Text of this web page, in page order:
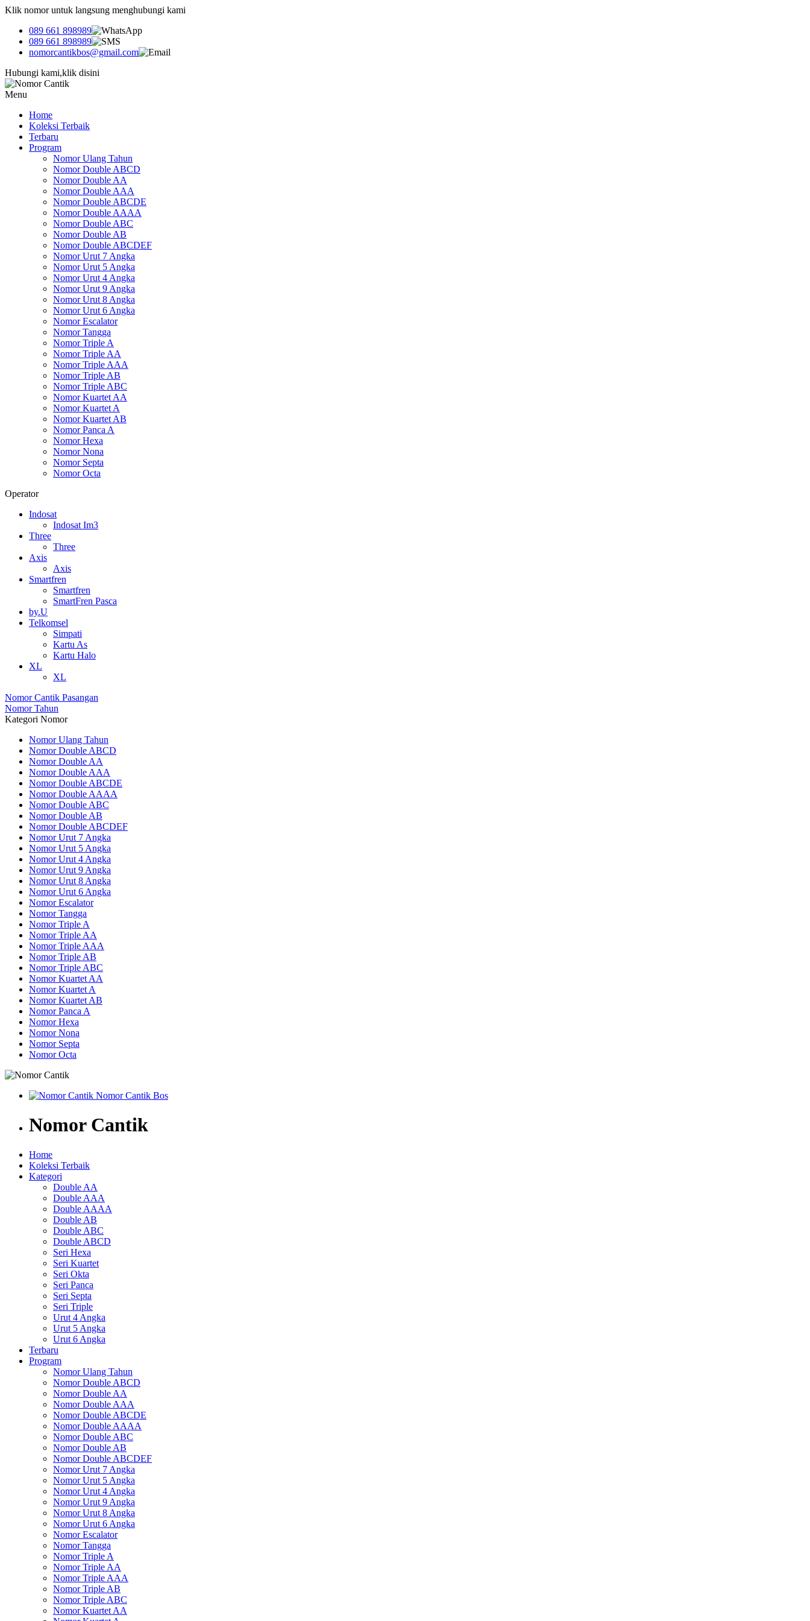
Klik nomor untuk langsung menghubungi kami
089 661 898989
089 661 898989
nomorcantikbos@gmail.com
Hubungi kami,klik disini
Menu
Home
Koleksi Terbaik
Terbaru
Program
Nomor Ulang Tahun
Nomor Double ABCD
Nomor Double AA
Nomor Double AAA
Nomor Double ABCDE
Nomor Double AAAA
Nomor Double ABC
Nomor Double AB
Nomor Double ABCDEF
Nomor Urut 7 Angka
Nomor Urut 5 Angka
Nomor Urut 4 Angka
Nomor Urut 9 Angka
Nomor Urut 8 Angka
Nomor Urut 6 Angka
Nomor Escalator
Nomor Tangga
Nomor Triple A
Nomor Triple AA
Nomor Triple AAA
Nomor Triple AB
Nomor Triple ABC
Nomor Kuartet AA
Nomor Kuartet A
Nomor Kuartet AB
Nomor Panca A
Nomor Hexa
Nomor Nona
Nomor Septa
Nomor Octa
Operator
Indosat
Indosat Im3
Three
Three
Axis
Axis
Smartfren
Smartfren
SmartFren Pasca
by.U
Telkomsel
Simpati
Kartu As
Kartu Halo
XL
XL
Nomor Cantik Pasangan
Nomor Tahun
Kategori Nomor
Nomor Ulang Tahun
Nomor Double ABCD
Nomor Double AA
Nomor Double AAA
Nomor Double ABCDE
Nomor Double AAAA
Nomor Double ABC
Nomor Double AB
Nomor Double ABCDEF
Nomor Urut 7 Angka
Nomor Urut 5 Angka
Nomor Urut 4 Angka
Nomor Urut 9 Angka
Nomor Urut 8 Angka
Nomor Urut 6 Angka
Nomor Escalator
Nomor Tangga
Nomor Triple A
Nomor Triple AA
Nomor Triple AAA
Nomor Triple AB
Nomor Triple ABC
Nomor Kuartet AA
Nomor Kuartet A
Nomor Kuartet AB
Nomor Panca A
Nomor Hexa
Nomor Nona
Nomor Septa
Nomor Octa
Nomor Cantik
Home
Koleksi Terbaik
Kategori
Double AA
Double AAA
Double AAAA
Double AB
Double ABC
Double ABCD
Seri Hexa
Seri Kuartet
Seri Okta
Seri Panca
Seri Septa
Seri Triple
Urut 4 Angka
Urut 5 Angka
Urut 6 Angka
Terbaru
Program
Nomor Ulang Tahun
Nomor Double ABCD
Nomor Double AA
Nomor Double AAA
Nomor Double ABCDE
Nomor Double AAAA
Nomor Double ABC
Nomor Double AB
Nomor Double ABCDEF
Nomor Urut 7 Angka
Nomor Urut 5 Angka
Nomor Urut 4 Angka
Nomor Urut 9 Angka
Nomor Urut 8 Angka
Nomor Urut 6 Angka
Nomor Escalator
Nomor Tangga
Nomor Triple A
Nomor Triple AA
Nomor Triple AAA
Nomor Triple AB
Nomor Triple ABC
Nomor Kuartet AA